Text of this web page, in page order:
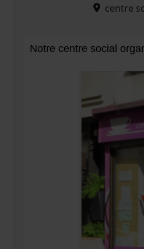
centre
Notre centre social